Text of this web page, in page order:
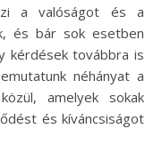
a valóságot és a
és bár sok esetben
kérdések továbbra is
néhányat a
amelyek sokak
és kíváncsiságot